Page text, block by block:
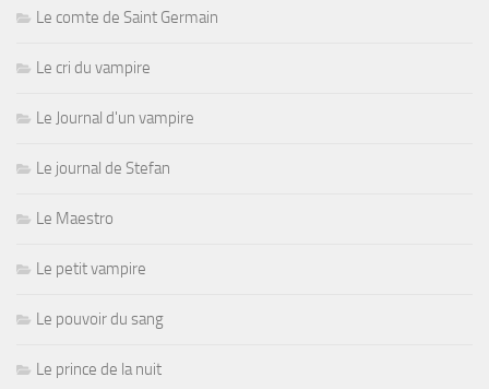
Le comte de Saint Germain
Le cri du vampire
Le Journal d'un vampire
Le journal de Stefan
Le Maestro
Le petit vampire
Le pouvoir du sang
Le prince de la nuit